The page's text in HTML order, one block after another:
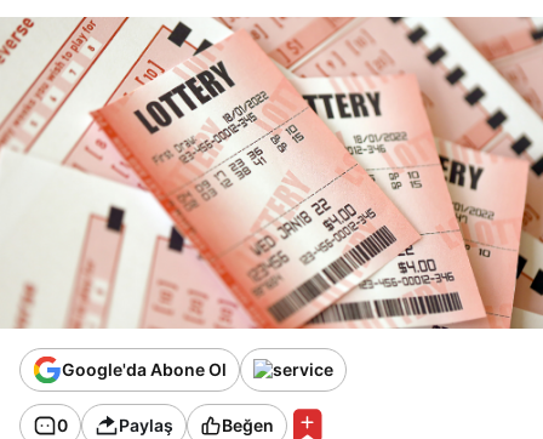
Google'da Abone Ol
0 Paylaş Beğen